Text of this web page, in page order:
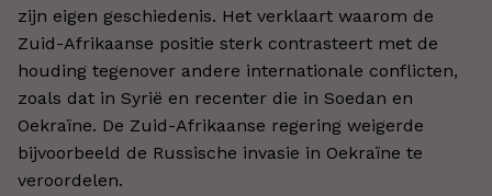
zijn eigen geschiedenis. Het verklaart waarom de
Zuid-Afrikaanse positie sterk contrasteert met de
houding tegenover andere internationale conflicten,
zoals dat in Syrië en recenter die in Soedan en
Oekraïne. De Zuid-Afrikaanse regering weigerde
bijvoorbeeld de Russische invasie in Oekraïne te
veroordelen.